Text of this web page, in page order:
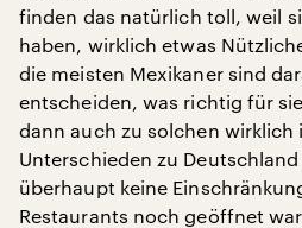
finden das natürlich toll, weil
haben, wirklich etwas
die meisten Mexikaner sind
entscheiden, was richtig für
dann auch zu solchen wirklich
Unterschieden zu
überhaupt keine
Restaurants noch geöffnet